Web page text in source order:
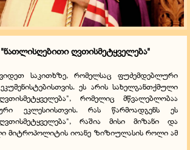
ნათლისღებითი ღვთისმეტყველება"
საკითხზე, რომელსაც ფუძემდებლური
ეს არის სახელგანთქმული
რომელიც მწვალებლობაა
ეკლესიისთვის. რას წარმოადგენს ეს
რაშია მისი მიზანი და
მიტროპოლიტის იოანე ზიზიულასის როლი ამ